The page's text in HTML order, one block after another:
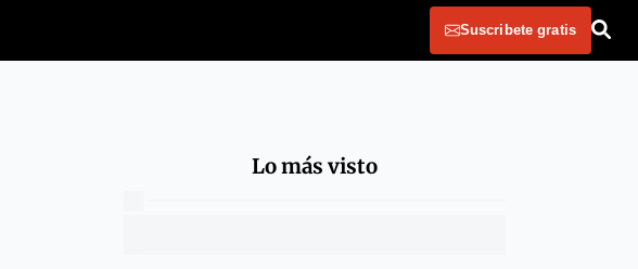
Suscribete gratis
Lo más visto